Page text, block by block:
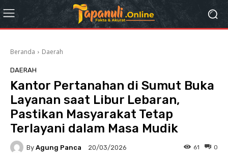
Beranda Daerah
DAERAH
Kantor Pertanahan di Sumut Buka
Layanan saat Libur Lebaran,
Pastikan Masyarakat Tetap
Terlayani dalam Masa Mudik
By Agung Panca 20/03/2026 0
61